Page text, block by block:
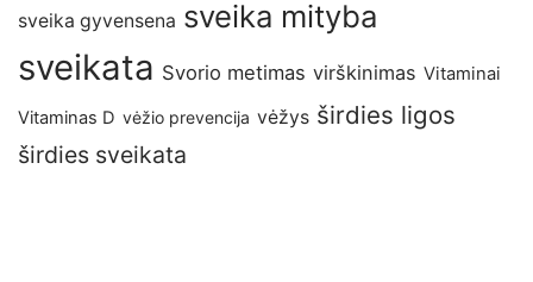
sveika gyvensena sveika mityba
sveikata Svorio metimas virškinimas Vitaminai
Vitaminas D vėžio prevencija vėžys širdies ligos
širdies sveikata